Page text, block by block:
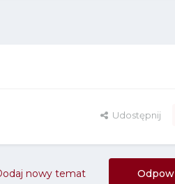
Udostępnij
nowy temat